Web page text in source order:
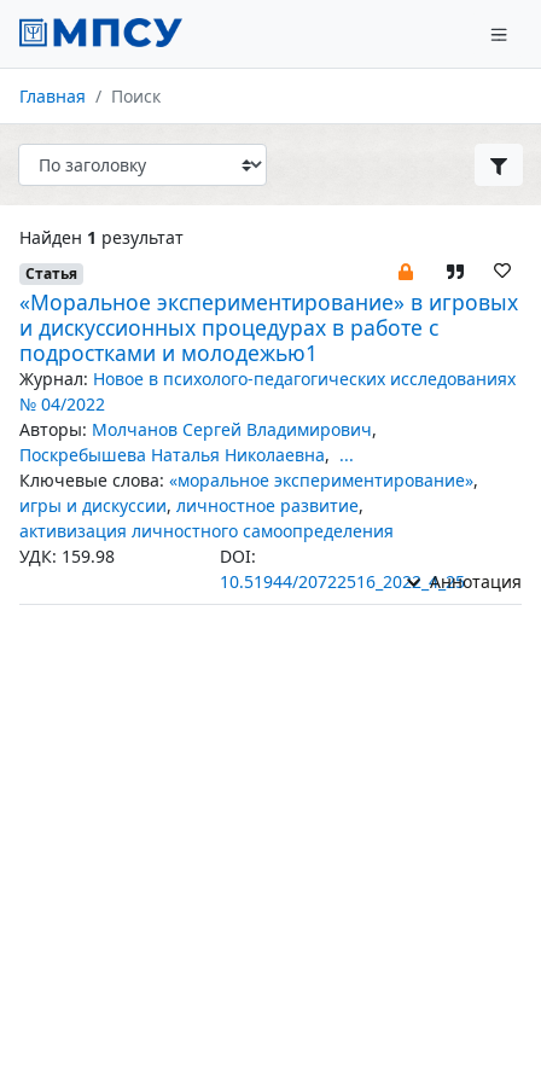
Главная Поиск
Найден 1 результат
Статья
«Моральное экспериментирование» в игровых
и дискуссионных процедурах в работе с
подростками и молодежью1
Журнал: Новое в психолого-педагогических исследованиях
№ 04/2022
Авторы: Молчанов Сергей Владимирович,
Поскребышева Наталья Николаевна, ...
Ключевые слова: «моральное экспериментирование»,
игры и дискуссии, личностное развитие,
активизация личностного самоопределения
УДК: 159.98
DOI:
10.51944/20722516_2022_4_25Аннотация